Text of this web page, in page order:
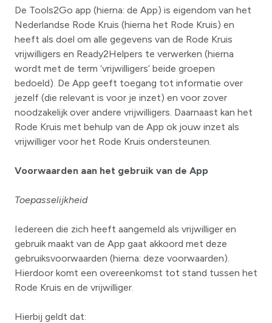
De Tools2Go app (hierna: de App) is eigendom van het
Nederlandse Rode Kruis (hierna het Rode Kruis) en
heeft als doel om alle gegevens van de Rode Kruis
vrijwilligers en Ready2Helpers te verwerken (hierna
wordt met de term ‘vrijwilligers’ beide groepen
bedoeld). De App geeft toegang tot informatie over
jezelf (die relevant is voor je inzet) en voor zover
noodzakelijk over andere vrijwilligers. Daarnaast kan het
Rode Kruis met behulp van de App ok jouw inzet als
vrijwilliger voor het Rode Kruis ondersteunen.
Voorwaarden aan het gebruik van de App
Toepasselijkheid
Iedereen die zich heeft aangemeld als vrijwilliger en
gebruik maakt van de App gaat akkoord met deze
gebruiksvoorwaarden (hierna: deze voorwaarden).
Hierdoor komt een overeenkomst tot stand tussen het
Rode Kruis en de vrijwilliger.
Hierbij geldt dat: